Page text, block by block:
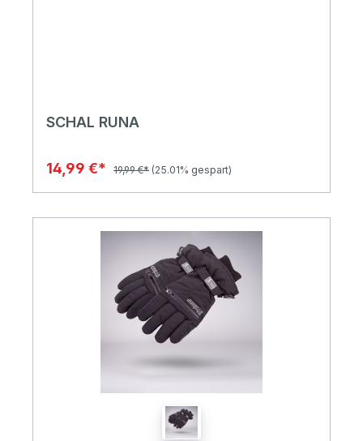
SCHAL RUNA
14,99 €* 19,99 €* (25.01% gespart)